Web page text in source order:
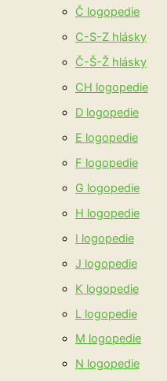
Č logopedie
C-S-Z hlásky
Č-Š-Ž hlásky
CH logopedie
D logopedie
E logopedie
F logopedie
G logopedie
H logopedie
I logopedie
J logopedie
K logopedie
L logopedie
M logopedie
N logopedie